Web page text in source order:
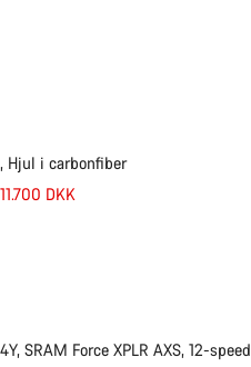
Hjul i carbonfiber
DKK
SRAM Force XPLR AXS, 12-speed